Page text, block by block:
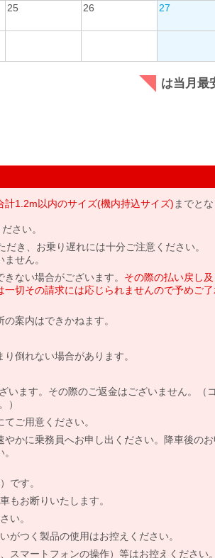
25 26 27
は当月最
計1.2m以内のサイズ(機内持込サイズ) までと
さい。
き、お乗り遅れには十分ご注意ください。
せん。
ない場合がございます。 その際の払い戻し及
切その請求には応じられませんので予めご
案内はできかねます。
倒れない場合があります。
います。その際のご返金はございません。（
）
ご用意ください。
かに乗務員へお申し出ください。降車後の
です。
もお断りいたします。
い。
がつく製品の使用はお控えください。
スマートフォンの操作）等はお控えください